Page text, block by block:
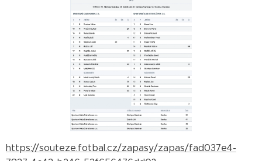
https://souteze.fotbal.cz/zapasy/zapas/fad037e4-